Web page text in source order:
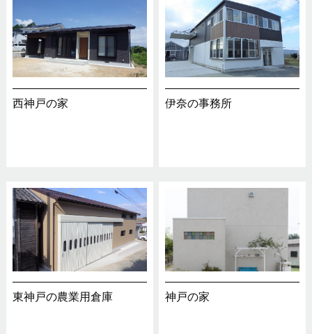
西神戸の家 伊奈の事務所
東神戸の農業用倉庫 神戸の家